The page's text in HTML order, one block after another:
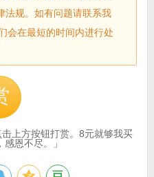
法规。如有问题请联系我
会在最短的时间内进行处
击上方按钮打赏。8元就够我买
恩不尽。」